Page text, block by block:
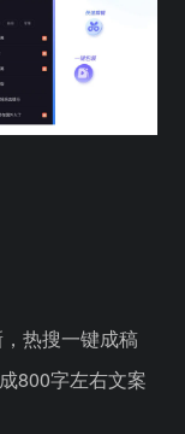
热搜一键成稿
800字左右文案